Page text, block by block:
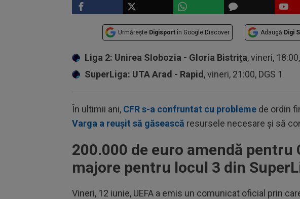
Urmărește Digisport în Google Discover Adaugă Digi
Liga 2: Unirea Slobozia - Gloria Bistrița, vineri,
SuperLiga: UTA Arad - Rapid , vineri, 21:00, DGS 1
În ultimii ani, CFR s-a confruntat cu probleme de ordin
Varga a reușit să găsească resursele necesare și să
200.000 de euro amendă pentru
majore pentru locul 3 din
Vineri, 12 iunie, UEFA a emis un comunicat oficial prin